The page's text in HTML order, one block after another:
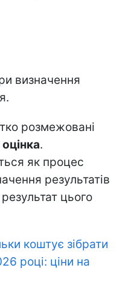
визначення
розмежовані
оцінка.
як процес
результатів
цього
коштує зібрати
році: ціни на